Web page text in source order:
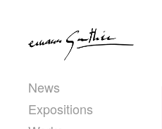
News
Expositions